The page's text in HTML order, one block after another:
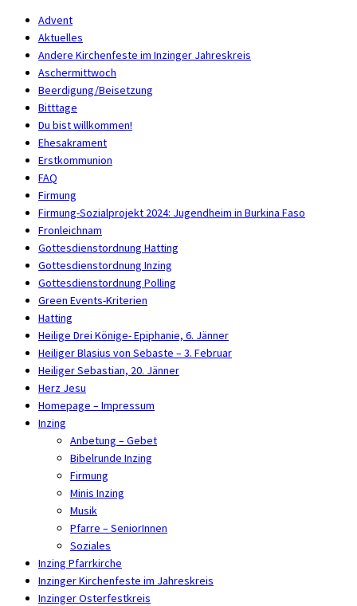
Advent
Aktuelles
Andere Kirchenfeste im Inzinger Jahreskreis
Aschermittwoch
Beerdigung/Beisetzung
Bitttage
Du bist willkommen!
Ehesakrament
Erstkommunion
FAQ
Firmung
Firmung-Sozialprojekt 2024: Jugendheim in Burkina Faso
Fronleichnam
Gottesdienstordnung Hatting
Gottesdienstordnung Inzing
Gottesdienstordnung Polling
Green Events-Kriterien
Hatting
Heilige Drei Könige- Epiphanie, 6. Jänner
Heiliger Blasius von Sebaste – 3. Februar
Heiliger Sebastian, 20. Jänner
Herz Jesu
Homepage – Impressum
Inzing
Anbetung – Gebet
Bibelrunde Inzing
Firmung
Minis Inzing
Musik
Pfarre – SeniorInnen
Soziales
Inzing Pfarrkirche
Inzinger Kirchenfeste im Jahreskreis
Inzinger Osterfestkreis